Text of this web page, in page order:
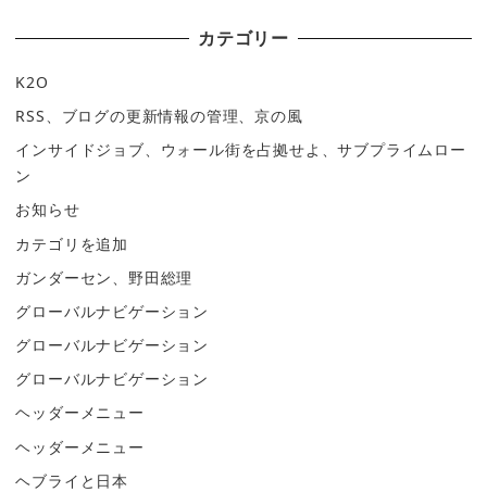
カテゴリー
K2O
RSS、ブログの更新情報の管理、京の風
インサイドジョブ、ウォール街を占拠せよ、サブプライムロー
ン
お知らせ
カテゴリを追加
ガンダーセン、野田総理
グローバルナビゲーション
グローバルナビゲーション
グローバルナビゲーション
ヘッダーメニュー
ヘッダーメニュー
ヘブライと日本